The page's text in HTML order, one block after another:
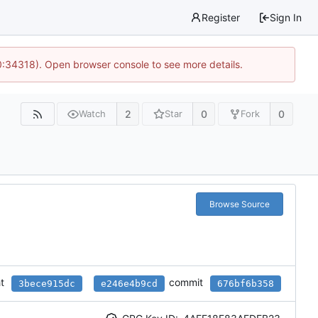
Register Sign In
Open browser console to see more details.
Watch 2 Star 0 Fork 0
Browse Source
3bece915dc e246e4b9cd commit 676bf6b358